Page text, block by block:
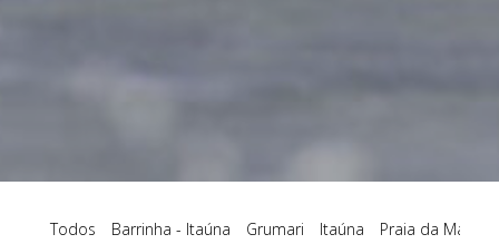
Todos Barrinha - Itaúna Grumari Itaúna Praia da